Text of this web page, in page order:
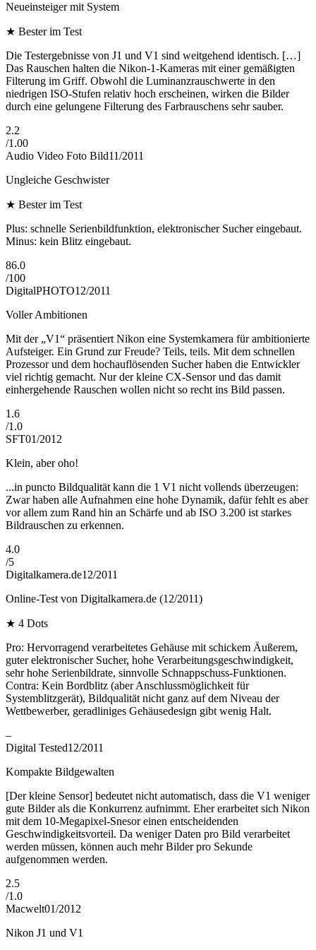
Neueinsteiger mit System
★ Bester im Test
Die Testergebnisse von J1 und V1 sind weitgehend identisch. […]
Das Rauschen halten die Nikon-1-Kameras mit einer gemäßigten
Filterung im Griff. Obwohl die Luminanzrauschwerte in den
niedrigen ISO-Stufen relativ hoch erscheinen, wirken die Bilder
durch eine gelungene Filterung des Farbrauschens sehr sauber.
2.2
/1.00
Audio Video Foto Bild11/2011
Ungleiche Geschwister
★ Bester im Test
Plus: schnelle Serienbildfunktion, elektronischer Sucher eingebaut.
Minus: kein Blitz eingebaut.
86.0
/100
DigitalPHOTO12/2011
Voller Ambitionen
Mit der „V1“ präsentiert Nikon eine Systemkamera für ambitionierte
Aufsteiger. Ein Grund zur Freude? Teils, teils. Mit dem schnellen
Prozessor und dem hochauflösenden Sucher haben die Entwickler
viel richtig gemacht. Nur der kleine CX-Sensor und das damit
einhergehende Rauschen wollen nicht so recht ins Bild passen.
1.6
/1.0
SFT01/2012
Klein, aber oho!
...in puncto Bildqualität kann die 1 V1 nicht vollends überzeugen:
Zwar haben alle Aufnahmen eine hohe Dynamik, dafür fehlt es aber
vor allem zum Rand hin an Schärfe und ab ISO 3.200 ist starkes
Bildrauschen zu erkennen.
4.0
/5
Digitalkamera.de12/2011
Online-Test von Digitalkamera.de (12/2011)
★ 4 Dots
Pro: Hervorragend verarbeitetes Gehäuse mit schickem Äußerem,
guter elektronischer Sucher, hohe Verarbeitungsgeschwindigkeit,
sehr hohe Serienbildrate, sinnvolle Schnappschuss-Funktionen.
Contra: Kein Bordblitz (aber Anschlussmöglichkeit für
Systemblitzgerät), Bildqualität nicht ganz auf dem Niveau der
Wettbewerber, geradliniges Gehäusedesign gibt wenig Halt.
–
Digital Tested12/2011
Kompakte Bildgewalten
[Der kleine Sensor] bedeutet nicht automatisch, dass die V1 weniger
gute Bilder als die Konkurrenz aufnimmt. Eher erarbeitet sich Nikon
mit dem 10-Megapixel-Snesor einen entscheidenden
Geschwindigkeitsvorteil. Da weniger Daten pro Bild verarbeitet
werden müssen, können auch mehr Bilder pro Sekunde
aufgenommen werden.
2.5
/1.0
Macwelt01/2012
Nikon J1 und V1